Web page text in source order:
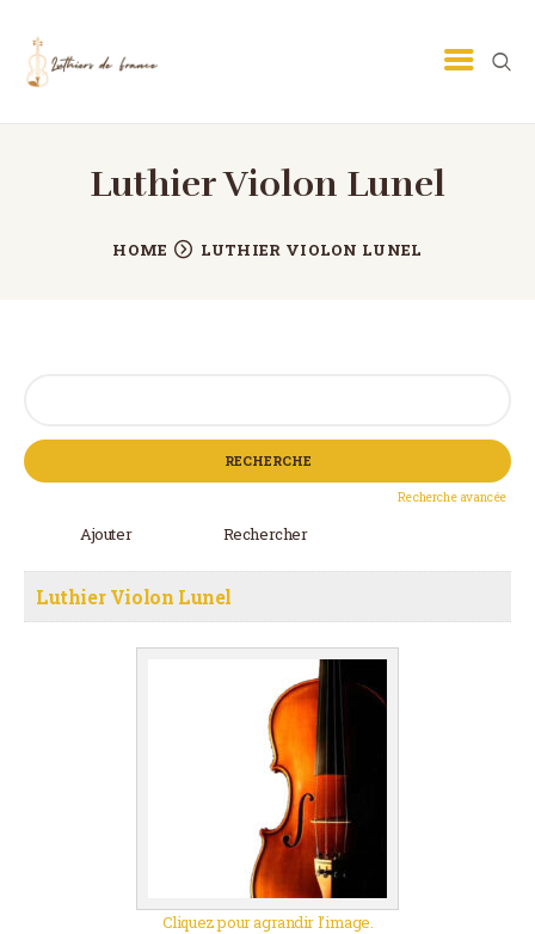
Luthier Violon Lunel
HOME LUTHIER VIOLON LUNEL
LUTHIER GUITARE
LUTHIER VIOLON
Recherche avancée
Ajouter Rechercher
Luthier Violon Lunel
Cliquez pour agrandir l’image.